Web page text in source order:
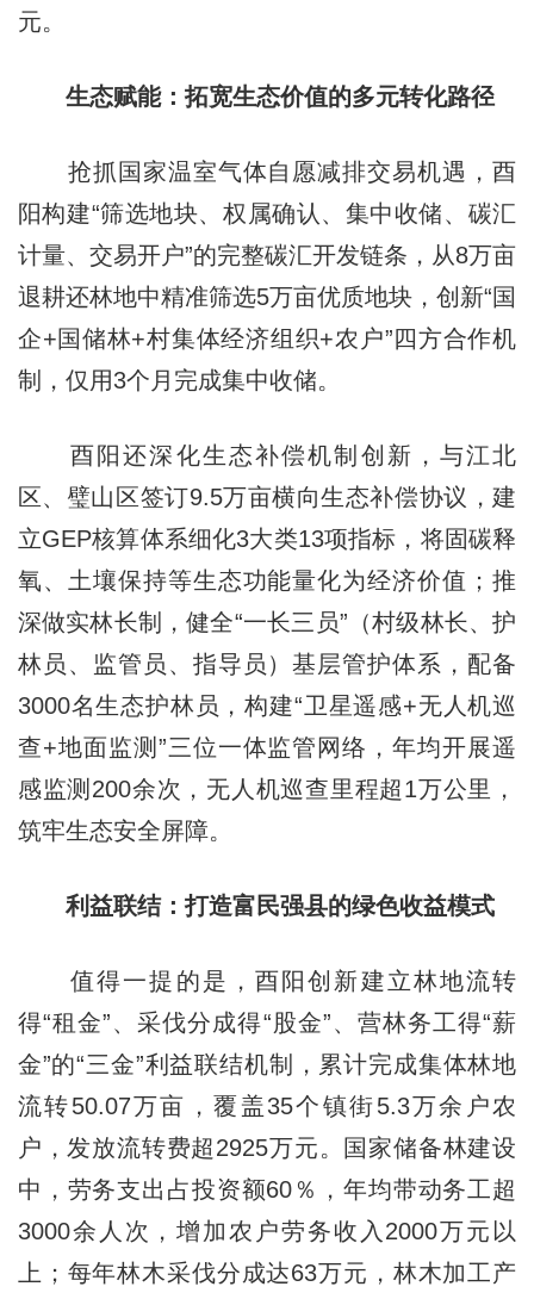
元。
生态赋能：拓宽生态价值的多元转化路径
抢抓国家温室气体自愿减排交易机遇，酉
阳构建“筛选地块、权属确认、集中收储、碳汇
计量、交易开户”的完整碳汇开发链条，从8万亩
退耕还林地中精准筛选5万亩优质地块，创新“国
企+国储林+村集体经济组织+农户”四方合作机
制，仅用3个月完成集中收储。
酉阳还深化生态补偿机制创新，与江北
区、璧山区签订9.5万亩横向生态补偿协议，建
立GEP核算体系细化3大类13项指标，将固碳释
氧、土壤保持等生态功能量化为经济价值；推
深做实林长制，健全“一长三员”（村级林长、护
林员、监管员、指导员）基层管护体系，配备
3000名生态护林员，构建“卫星遥感+无人机巡
查+地面监测”三位一体监管网络，年均开展遥
感监测200余次，无人机巡查里程超1万公里，
筑牢生态安全屏障。
利益联结：打造富民强县的绿色收益模式
值得一提的是，酉阳创新建立林地流转
得“租金”、采伐分成得“股金”、营林务工得“薪
金”的“三金”利益联结机制，累计完成集体林地
流转50.07万亩，覆盖35个镇街5.3万余户农
户，发放流转费超2925万元。国家储备林建设
中，劳务支出占投资额60％，年均带动务工超
3000余人次，增加农户劳务收入2000万元以
上；每年林木采伐分成达63万元，林木加工产